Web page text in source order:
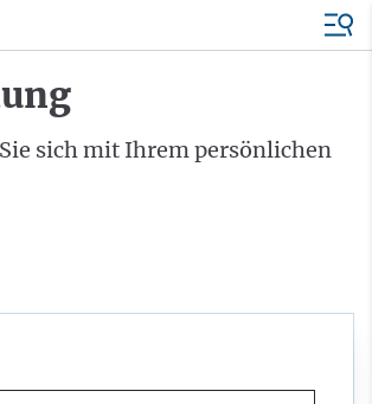
sich mit Ihrem persönlichen